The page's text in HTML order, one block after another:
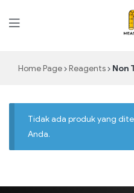
Home Page Reagents Non
Tidak ada produk yang
Anda.